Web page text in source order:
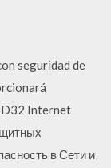
seguridad de
Internet
в Сети и